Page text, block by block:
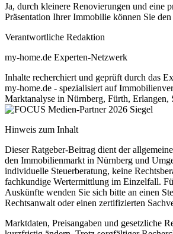
Ja, durch kleinere Renovierungen und eine
Präsentation Ihrer Immobilie können Sie
Verantwortliche Redaktion
my-home.de Experten-Netzwerk
Inhalte recherchiert und geprüft durch das
my-home.de - spezialisiert auf
Marktanalyse in Nürnberg, Fürth, Erlangen,
Hinweis zum Inhalt
Dieser Ratgeber-Beitrag dient der
den Immobilienmarkt in Nürnberg und
individuelle Steuerberatung, keine
fachkundige Wertermittlung im Einzelfall.
Auskünfte wenden Sie sich bitte an einen
Rechtsanwalt oder einen zertifizierten
Marktdaten, Preisangaben und gesetzliche